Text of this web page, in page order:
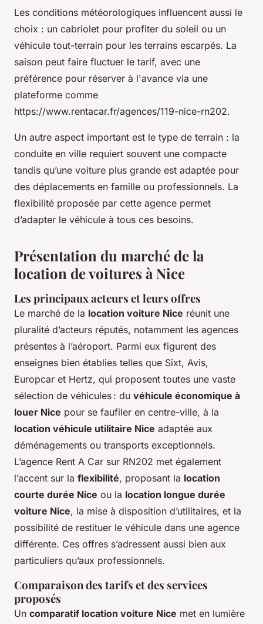
Les conditions météorologiques influencent aussi le
choix : un cabriolet pour profiter du soleil ou un
véhicule tout-terrain pour les terrains escarpés. La
saison peut faire fluctuer le tarif, avec une
préférence pour réserver à l'avance via une
plateforme comme
https://www.rentacar.fr/agences/119-nice-rn202.
Un autre aspect important est le type de terrain : la
conduite en ville requiert souvent une compacte
tandis qu’une voiture plus grande est adaptée pour
des déplacements en famille ou professionnels. La
flexibilité proposée par cette agence permet
d’adapter le véhicule à tous ces besoins.
Présentation du marché de la
location de voitures à Nice
Les principaux acteurs et leurs offres
Le marché de la location voiture Nice réunit une
pluralité d’acteurs réputés, notamment les agences
présentes à l’aéroport. Parmi eux figurent des
enseignes bien établies telles que Sixt, Avis,
Europcar et Hertz, qui proposent toutes une vaste
sélection de véhicules : du véhicule économique à
louer Nice pour se faufiler en centre-ville, à la
location véhicule utilitaire Nice adaptée aux
déménagements ou transports exceptionnels.
L’agence Rent A Car sur RN202 met également
l’accent sur la flexibilité, proposant la location
courte durée Nice ou la location longue durée
voiture Nice, la mise à disposition d’utilitaires, et la
possibilité de restituer le véhicule dans une agence
différente. Ces offres s’adressent aussi bien aux
particuliers qu’aux professionnels.
Comparaison des tarifs et des services
proposés
Un comparatif location voiture Nice met en lumière